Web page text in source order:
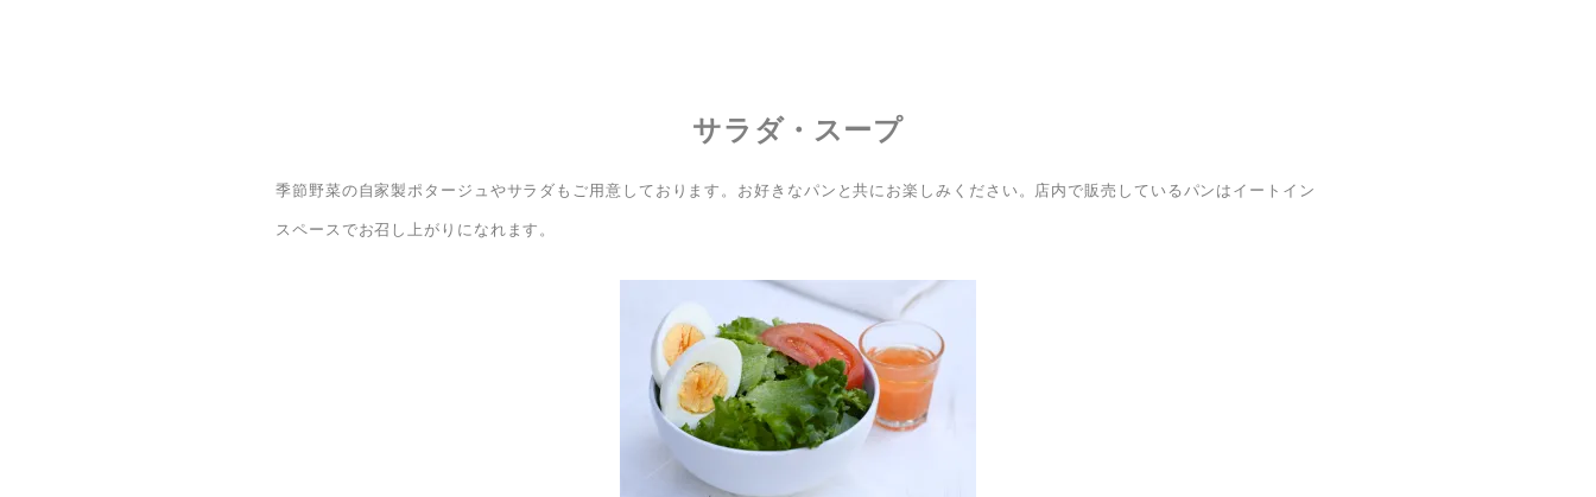
サラダ・スープ
季節野菜の自家製ポタージュやサラダもご用意しております。お好きなパンと共にお楽しみください。店内で販売しているパンはイートイン
スペースでお召し上がりになれます。